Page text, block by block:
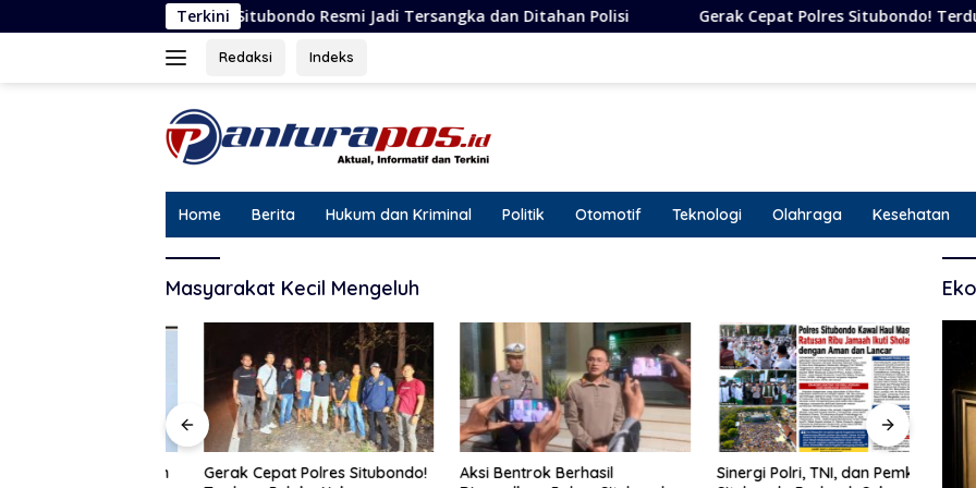
ke
Terkini
Asal Situbondo Resmi Jadi Tersangka dan Ditahan Polisi Gerak Cepat Polres Situbondo! Terduga Pelaku
Redaksi Indeks
Home Berita Hukum dan Kriminal Politik Otomotif Teknologi Olahraga Kesehatan
Masyarakat Kecil Mengeluh
Gerak Cepat Polres Situbondo!
Aksi Bentrok Berhasil
Sinergi Polri, TNI, dan Pemkab